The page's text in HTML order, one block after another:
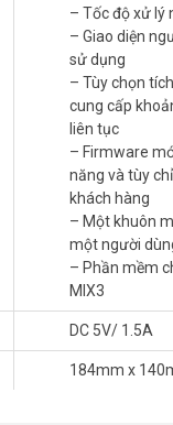
bị mất khi xảy ra cúp
RONALD JACK
dấu vân tay. Mắt
nên có độ nhạy cao.
– Tốc độ xử lý
– Giao diện
sử dụng
– Tùy chọn
cung cấp
liên tục
– Firmware
năng và tùy
khách hàng
– Một khuôn
một người
– Phần mềm
MIX3
DC 5V/ 1.5A
184mm x